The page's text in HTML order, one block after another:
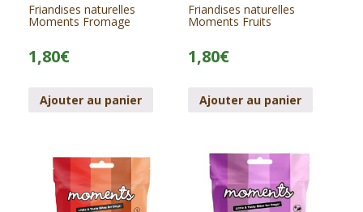
Friandises naturelles
Moments Fromage
1,80€
Ajouter au panier
Friandises naturelles
Moments Fruits
1,80€
Ajouter au panier